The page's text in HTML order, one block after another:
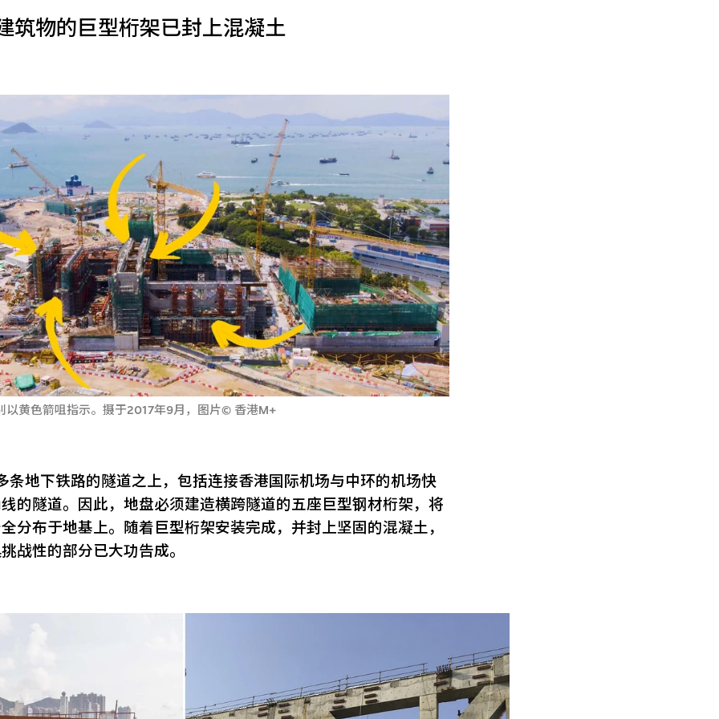
筑物的巨型桁架已封上混凝土
以黄色箭咀指示。摄于2017年9月，图片© 香港M+
条地下铁路的隧道之上，包括连接香港国际机场与中环的机场快
的隧道。因此，地盘必须建造横跨隧道的五座巨型钢材桁架，将
分布于地基上。随着巨型桁架安装完成，并封上坚固的混凝土，
战性的部分已大功告成。